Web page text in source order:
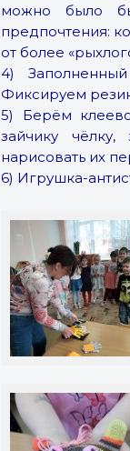
можно было
предпочтения:
от более
4)
Фиксируем
5) Берём
зайчику
нарисовать их
6) Игрушка-